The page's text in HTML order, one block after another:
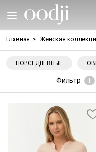
Главная > Женская
ПОВСЕДНЕВНЫЕ
Фильтр 1